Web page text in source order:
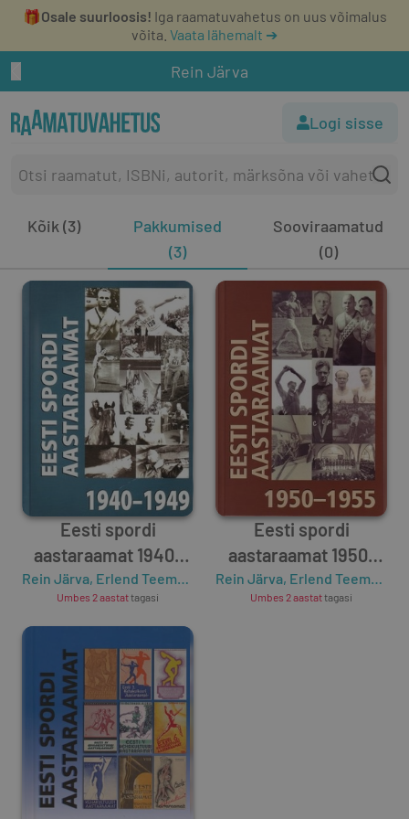
🎁Osale suurloosis! Iga raamatuvahetus on uus võimalus
võita. Vaata lähemalt ➔
Rein Järva
Logi sisse
Kõik (3)
Pakkumised
(3)
Sooviraamatud
(0)
Eesti spordi
aastaraamat 1940-
1949
Rein Järva, Erlend Teemägi Eugen Piisang,Juhan Maidlo
Umbes 2 aastattagasi
Eesti spordi
aastaraamat 1950-
1955
Rein Järva, Erlend Teemägi
Umbes 2 aastattagasi